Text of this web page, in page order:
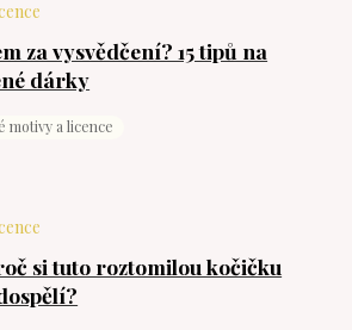
za vysvědčení? 15 tipů na
dárky
motivy a licence
si tuto roztomilou kočičku